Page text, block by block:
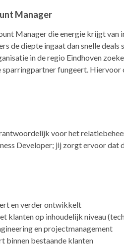
Manager
Manager die energie krijgt
de diepte ingaat dan snelle
in de regio Eindhoven
fungeert. Hiervoor
voor het
Developer; jij zorgt ervoor dat
en verder ontwikkelt
klanten op inhoudelijk niveau
en projectmanagement
binnen bestaande klanten